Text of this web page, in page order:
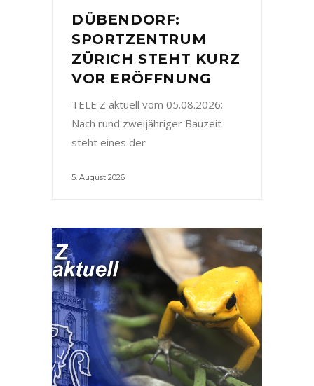
DÜBENDORF:
SPORTZENTRUM
ZÜRICH STEHT KURZ
VOR ERÖFFNUNG
TELE Z aktuell vom 05.08.2026:
Nach rund zweijähriger Bauzeit
steht eines der
5. August 2026